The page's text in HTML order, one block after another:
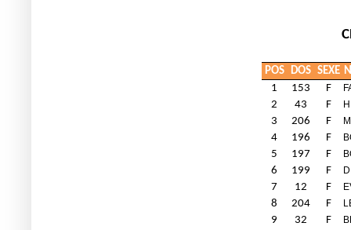
POS DOS SEXE
1
153 F
2 43 F
3 206 F
4 196 F
5 197 F
6 199 F
7 12 F
8 204 F
9 32 F